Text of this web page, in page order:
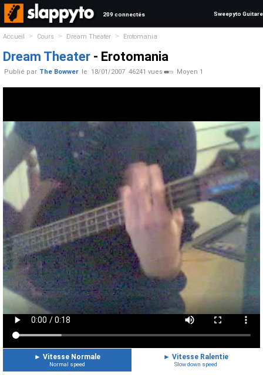
209 connectés Sweepyto Guitare
Accueil > Cours > Dream Theater > Erotomania
Dream Theater - Erotomania
Publié par The Bowwer le 18/01/2007 46241 vues Moyen 1
► Vitesse Normale
Normal speed
► Vitesse Ralentie
Slow down speed